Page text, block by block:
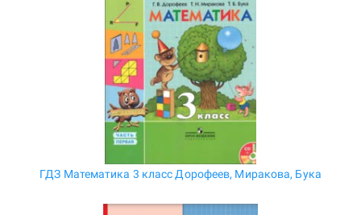
ГДЗ Математика 3 класс Дорофеев, Миракова, Бука